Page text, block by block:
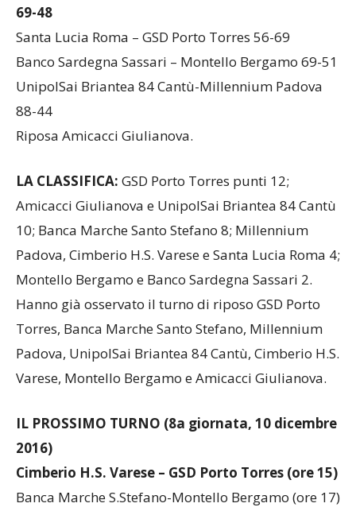
69-48
Santa Lucia Roma – GSD Porto Torres 56-69
Banco Sardegna Sassari – Montello Bergamo 69-51
UnipolSai Briantea 84 Cantù-Millennium Padova
88-44
Riposa Amicacci Giulianova.
LA CLASSIFICA: GSD Porto Torres punti 12;
Amicacci Giulianova e UnipolSai Briantea 84 Cantù
10; Banca Marche Santo Stefano 8; Millennium
Padova, Cimberio H.S. Varese e Santa Lucia Roma 4;
Montello Bergamo e Banco Sardegna Sassari 2.
Hanno già osservato il turno di riposo GSD Porto
Torres, Banca Marche Santo Stefano, Millennium
Padova, UnipolSai Briantea 84 Cantù, Cimberio H.S.
Varese, Montello Bergamo e Amicacci Giulianova.
IL PROSSIMO TURNO (8a giornata, 10 dicembre
2016)
Cimberio H.S. Varese – GSD Porto Torres (ore 15)
Banca Marche S.Stefano-Montello Bergamo (ore 17)